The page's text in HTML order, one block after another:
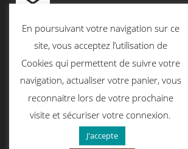
contact@quiscrap.fr
Les Fiches Techniques et les Tutos
Le Blog
Mentions légales
Politique de confidentialité
En poursuivant votre navigation sur ce
site, vous acceptez l’utilisation de
Cookies qui permettent de suivre votre
navigation, actualiser votre panier, vous
reconnaitre lors de votre prochaine
visite et sécuriser votre connexion.
J'accepte